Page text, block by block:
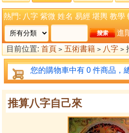
熱門: 八字 紫微 姓名 易經 堪輿 教學
進
目前位置: 首頁 > 五術書籍 > 八字 >
您的購物車中有 0 件商品，
推算八字自己來